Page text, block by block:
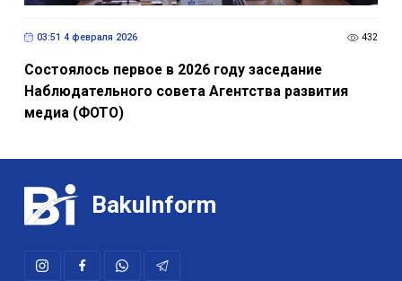
03:51 4 февраля 2026 432
Состоялось первое в 2026 году заседание
Наблюдательного совета Агентства развития
медиа (ФОТО)
BakuInform